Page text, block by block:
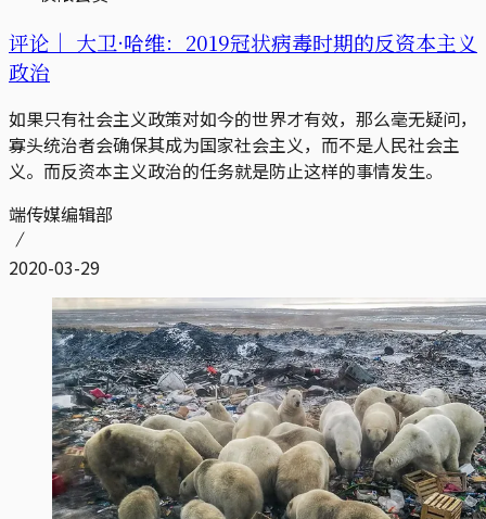
评论｜ 大卫·哈维：2019冠状病毒时期的反资本主义
政治
如果只有社会主义政策对如今的世界才有效，那么毫无疑问，
寡头统治者会确保其成为国家社会主义，而不是人民社会主
义。而反资本主义政治的任务就是防止这样的事情发生。
端传媒编辑部
2020-03-29